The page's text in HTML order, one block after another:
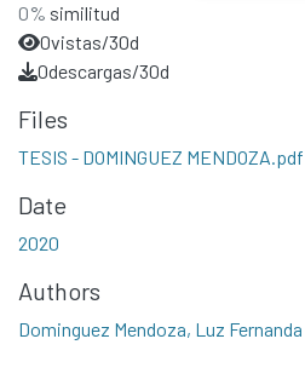
0% similitud
0vistas/30d
0descargas/30d
Files
TESIS - DOMINGUEZ MENDOZA.pdf
Date
2020
Authors
Dominguez Mendoza, Luz Fernanda